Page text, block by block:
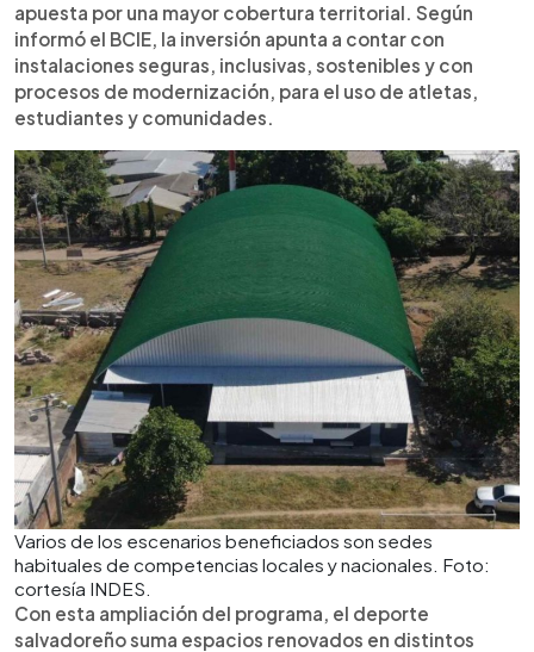
apuesta por una mayor cobertura territorial. Según
informó el BCIE, la inversión apunta a contar con
instalaciones seguras, inclusivas, sostenibles y con
procesos de modernización, para el uso de atletas,
estudiantes y comunidades.
Varios de los escenarios beneficiados son sedes
habituales de competencias locales y nacionales. Foto:
cortesía INDES.
Con esta ampliación del programa, el deporte
salvadoreño suma espacios renovados en distintos